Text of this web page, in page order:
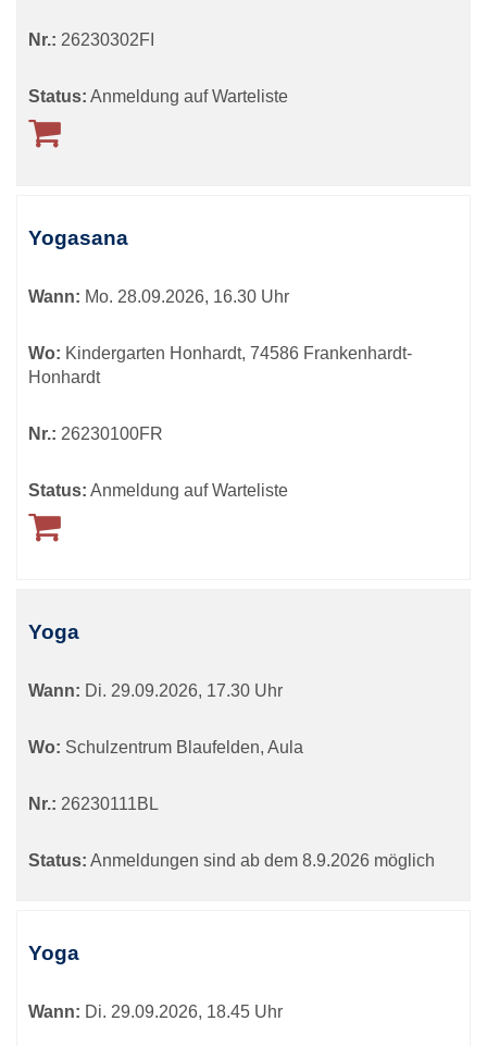
Nr.: 26230302FI
Status: Anmeldung auf Warteliste
Yogasana
Wann: Mo. 28.09.2026, 16.30 Uhr
Wo: Kindergarten Honhardt, 74586 Frankenhardt-
Honhardt
Nr.: 26230100FR
Status: Anmeldung auf Warteliste
Yoga
Wann: Di. 29.09.2026, 17.30 Uhr
Wo: Schulzentrum Blaufelden, Aula
Nr.: 26230111BL
Status: Anmeldungen sind ab dem 8.9.2026 möglich
Yoga
Wann: Di. 29.09.2026, 18.45 Uhr